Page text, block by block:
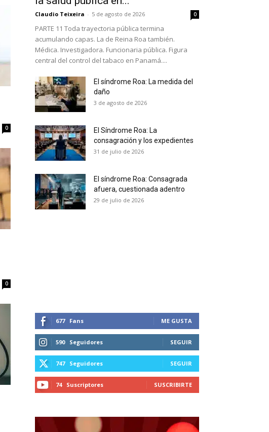
de las últimas
boletín diario y recibe todas las
la reducción de daños en tu correo
clipping and receive all the news
harm reduction in your email.
0
0
Claudio Teixeira - 5 de agosto de 2026 0
PARTE 11 Toda trayectoria pública termina
acumulando capas. La de Reina Roa también.
Médica. Investigadora. Funcionaria pública. Figura
central del control del tabaco en Panamá....
El síndrome Roa: La medida del
daño
3 de agosto de 2026
El Síndrome Roa: La
consagración y los expedientes
31 de julio de 2026
El síndrome Roa: Consagrada
afuera, cuestionada adentro
29 de julio de 2026
677 Fans ME GUSTA
590 Seguidores SEGUIR
747 Seguidores SEGUIR
74 Suscriptores SUSCRIBIRTE